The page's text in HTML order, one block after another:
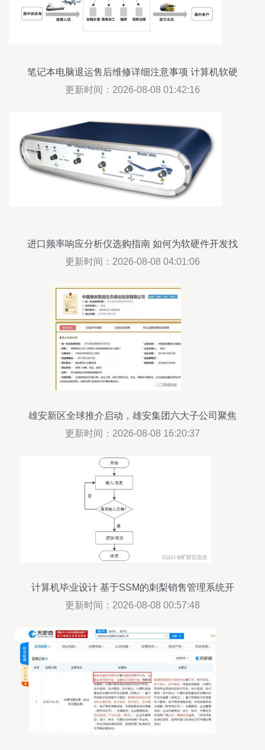
笔记本电脑退运售后维修详细注意事项 计算机软硬
件开发及销售场景解析
更新时间：2026-08-08 01:42:16
进口频率响应分析仪选购指南 如何为软硬件开发找
到最佳工具
更新时间：2026-08-08 04:01:06
雄安新区全球推介启动，雄安集团六大子公司聚焦
计算机软硬件领域
更新时间：2026-08-08 16:20:37
计算机毕业设计 基于SSM的刺梨销售管理系统开
发与实现
更新时间：2026-08-08 00:57:48